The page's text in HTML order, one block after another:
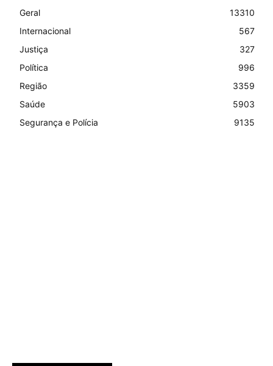
Geral
13310
Internacional
567
Justiça
327
Política
996
Região
3359
Saúde
5903
Segurança e Polícia
9135